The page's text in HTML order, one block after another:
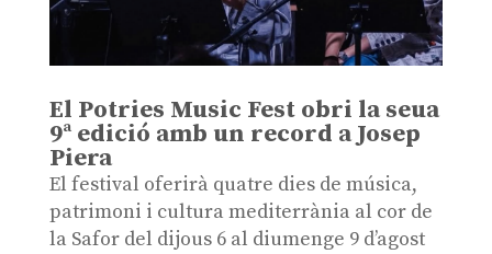
El Potries Music Fest obri la seua
9ª edició amb un record a Josep
Piera
El festival oferirà quatre dies de música,
patrimoni i cultura mediterrània al cor de
la Safor del dijous 6 al diumenge 9 d’agost